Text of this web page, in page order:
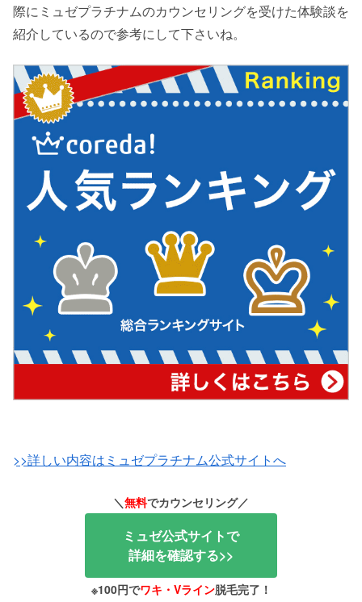
際にミュゼプラチナムのカウンセリングを受けた体験談を
紹介しているので参考にして下さいね。
>>詳しい内容はミュゼプラチナム公式サイトへ
＼無料でカウンセリング／
ミュゼ公式サイトで
詳細を確認する>>
※100円でワキ・Vライン脱毛完了！